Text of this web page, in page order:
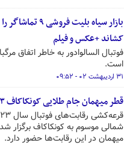
بازار سیاه بلیت
کشاند +عکس و فیلم
فوتبال السالوادور به خاطر اتفاق
است.
۳۱ اردیبهشت ۰۲ - ۰۹:۵۲
قطر میهمان جام طلایی کونکاکاف ۲۰۲۳
شمالی موسوم به کونکاکاف برگزار
میهمان در این رقابت‌ها حضور دارد.